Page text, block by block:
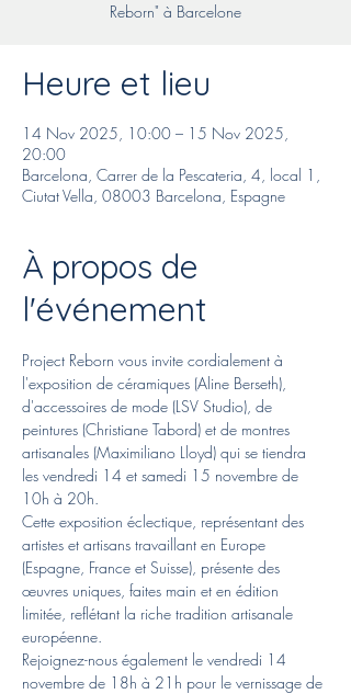
Reborn" à Barcelone
Heure et lieu
14 Nov 2025, 10:00 – 15 Nov 2025,
20:00
Barcelona, Carrer de la Pescateria, 4, local 1,
Ciutat Vella, 08003 Barcelona, Espagne
À propos de
l'événement
Project Reborn vous invite cordialement à
l'exposition de céramiques (Aline Berseth),
d'accessoires de mode (LSV Studio), de
peintures (Christiane Tabord) et de montres
artisanales (Maximiliano Lloyd) qui se tiendra
les vendredi 14 et samedi 15 novembre de
10h à 20h.
Cette exposition éclectique, représentant des
artistes et artisans travaillant en Europe
(Espagne, France et Suisse), présente des
œuvres uniques, faites main et en édition
limitée, reflétant la riche tradition artisanale
européenne.
Rejoignez-nous également le vendredi 14
novembre de 18h à 21h pour le vernissage de